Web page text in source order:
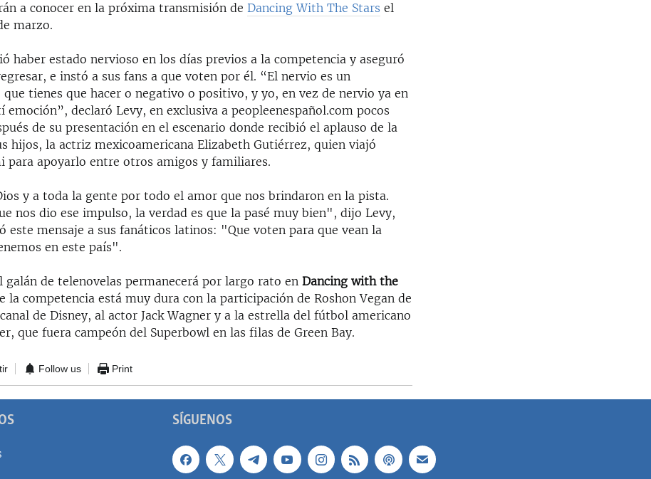
a conocer en la próxima transmisión deDancing With The Stars el
marzo.
haber estado nervioso en los días previos a la competencia y aseguró
e instó a sus fans a que voten por él. “El nervio es un
tienes que hacer o negativo o positivo, y yo, en vez de nervio ya en
emoción”, declaró Levy, en exclusiva a peopleenespañol.com pocos
de su presentación en el escenario donde recibió el aplauso de la
hijos, la actriz mexicoamericana Elizabeth Gutiérrez, quien viajó
para apoyarlo entre otros amigos y familiares.
y a toda la gente por todo el amor que nos brindaron en la pista.
nos dio ese impulso, la verdad es que la pasé muy bien", dijo Levy,
este mensaje a sus fanáticos latinos: "Que voten para que vean la
en este país".
galán de telenovelas permanecerá por largo rato enDancing with the
la competencia está muy dura con la participación de Roshon Vegan de
de Disney, al actor Jack Wagner y a la estrella del fútbol americano
que fuera campeón del Superbowl en las filas de Green Bay.
Follow us Print
SÍGUENOS